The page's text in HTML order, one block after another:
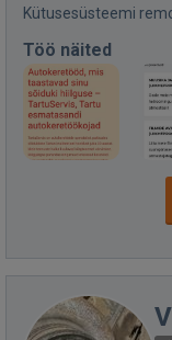
Kütusesüsteemi
Töö näited